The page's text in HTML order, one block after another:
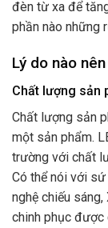
đèn từ xa để
phần nào những
Lý do nào
Chất lượng sản
Chất lượng sản
một sản phẩm.
trường với chất
Có thể nói với
nghệ chiếu
chinh phục được